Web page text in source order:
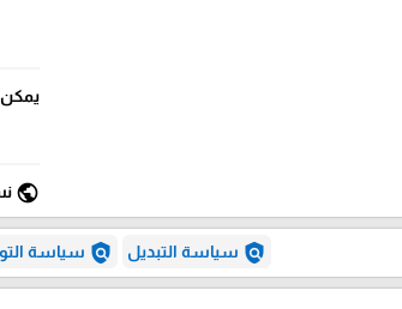
public
policy سياسة التبديل policy سياسة